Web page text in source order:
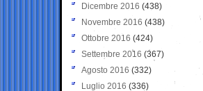
Dicembre 2016 (438)
Novembre 2016 (438)
Ottobre 2016 (424)
Settembre 2016 (367)
Agosto 2016 (332)
Luglio 2016 (336)